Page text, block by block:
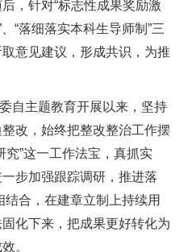
，针对“标志性成果奖励激
“落细落实本科生导师制”三
意见建议，形成共识，为推
自主题教育开展以来，坚持
改，始终把整改整治工作摆
究”这一工作法宝，真抓实
步加强跟踪调研，推进落
结合，在建章立制上持续用
化下来，把成果更好转化为
。